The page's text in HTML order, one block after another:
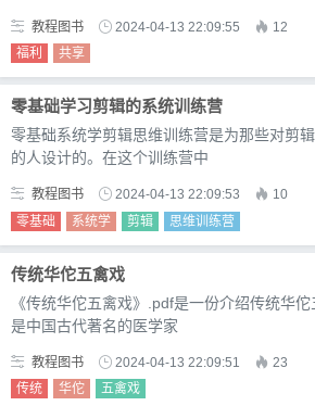
教程图书 2024-04-13 22:09:55 12
福利 共享
零基础学习剪辑的系统训练营
零基础系统学剪辑思维训练营是为那些对剪
的人设计的。在这个训练营中
教程图书 2024-04-13 22:09:53 10
零基础 系统学 剪辑 思维训练营
传统华佗五禽戏
《传统华佗五禽戏》.pdf是一份介绍传统华
是中国古代著名的医学家
教程图书 2024-04-13 22:09:51 23
传统 华佗 五禽戏